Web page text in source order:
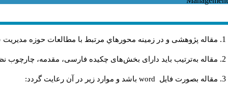
مقاله پژوهشی و در زمینه محورهاي مرتبط با مطالعات حوزه
مقاله به‌ترتیب باید دارای بخش‌های چکیده فارسی، مقدمه، چارچوب
مقاله بصورت فايل word باشد و موارد زير در آن رعايت گردد: